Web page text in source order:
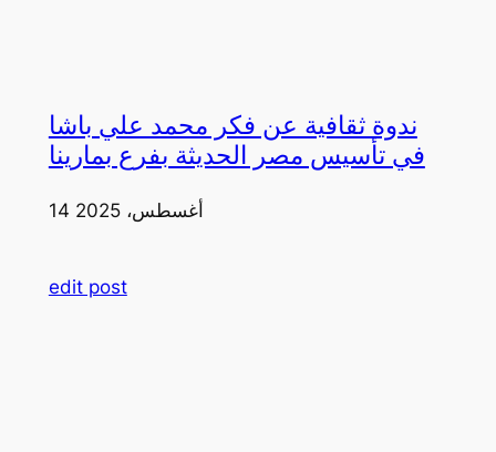
ندوة ثقافية عن فكر محمد علي باشا
في تأسيس مصر الحديثة بفرع بمارينا
14 أغسطس، 2025
edit post